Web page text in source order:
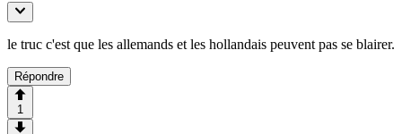
le truc c'est que les allemands et les hollandais peuvent pas se blairer.
Répondre
1